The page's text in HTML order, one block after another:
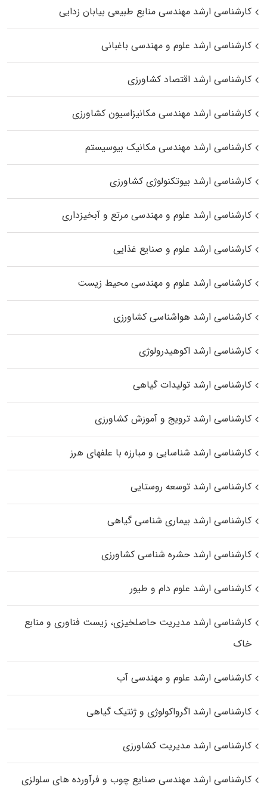
کارشناسی ارشد مهندسی منابع طبیعی بیابان زدایی
کارشناسی ارشد علوم و مهندسی باغبانی
کارشناسی ارشد اقتصاد کشاورزی
کارشناسی ارشد مهندسی مکانیزاسیون کشاورزی
کارشناسی ارشد مهندسی مکانیک بیوسیستم
کارشناسی ارشد بیوتکنولوژی کشاورزی
کارشناسی ارشد علوم و مهندسی مرتع و آبخیزداری
کارشناسی ارشد علوم و صنایع غذایی
کارشناسی ارشد علوم و مهندسی محیط زیست
کارشناسی ارشد هواشناسی کشاورزی
کارشناسی ارشد اکوهیدرولوژی
کارشناسی ارشد تولیدات گیاهی
کارشناسی ارشد ترویج و آموزش کشاورزی
کارشناسی ارشد شناسایی و مبارزه با علفهای هرز
کارشناسی ارشد توسعه روستایی
کارشناسی ارشد بیماری‌ شناسی گیاهی
کارشناسی ارشد حشره‌ شناسی کشاورزی
کارشناسی ارشد علوم دام و طیور
کارشناسی ارشد مدیریت حاصلخیزی، زیست فناوری و منابع
خاک
کارشناسی ارشد علوم و مهندسی آب
کارشناسی ارشد اگرواکولوژی و ژنتیک گیاهی
کارشناسی ارشد مدیریت کشاورزی
کارشناسی ارشد مهندسی صنایع چوب و فرآورده‌ های سلولزی